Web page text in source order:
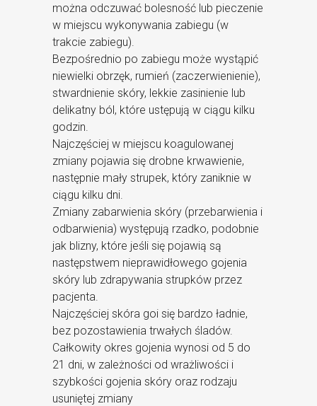
można odczuwać bolesność lub pieczenie
w miejscu wykonywania zabiegu (w
trakcie zabiegu).
Bezpośrednio po zabiegu może wystąpić
niewielki obrzęk, rumień (zaczerwienienie),
stwardnienie skóry, lekkie zasinienie lub
delikatny ból, które ustępują w ciągu kilku
godzin.
Najczęściej w miejscu koagulowanej
zmiany pojawia się drobne krwawienie,
następnie mały strupek, który zaniknie w
ciągu kilku dni.
Zmiany zabarwienia skóry (przebarwienia i
odbarwienia) występują rzadko, podobnie
jak blizny, które jeśli się pojawią są
następstwem nieprawidłowego gojenia
skóry lub zdrapywania strupków przez
pacjenta.
Najczęściej skóra goi się bardzo ładnie,
bez pozostawienia trwałych śladów.
Całkowity okres gojenia wynosi od 5 do
21 dni, w zależności od wrażliwości i
szybkości gojenia skóry oraz rodzaju
usuniętej zmiany